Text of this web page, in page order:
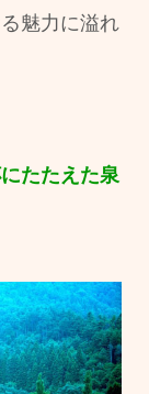
魅力に溢れ
たたえた泉